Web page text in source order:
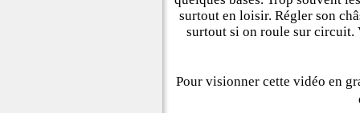
surtout en loisir. Régler son
surtout si on roule sur circuit.
Pour visionner cette vidéo en